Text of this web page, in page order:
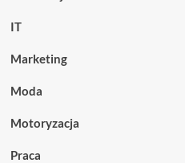
IT
Marketing
Moda
Motoryzacja
Praca